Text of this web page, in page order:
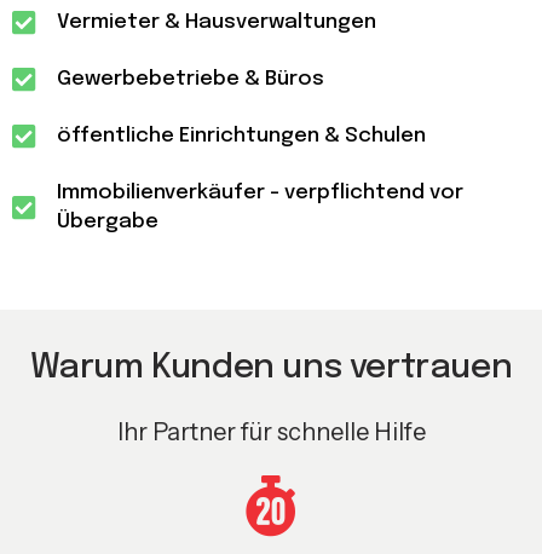
Vermieter & Hausverwaltungen
Gewerbebetriebe & Büros
öffentliche Einrichtungen & Schulen
Immobilienverkäufer - verpflichtend vor
Übergabe
Warum Kunden uns vertrauen
Ihr Partner für schnelle Hilfe